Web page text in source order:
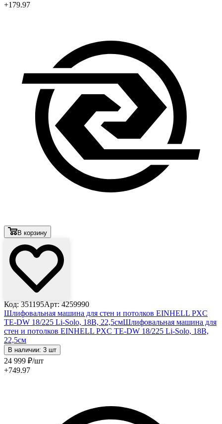
+179.97
В корзину
Код: 351195Арт: 4259990
Шлифовальная машина для стен и потолков EINHELL PXC
TE-DW 18/225 Li-Solo, 18В, 22,5смШлифовальная машина для
стен и потолков EINHELL PXC TE-DW 18/225 Li-Solo, 18В,
22,5см
В наличии: 3 шт
24 999 ₽/шт
+749.97